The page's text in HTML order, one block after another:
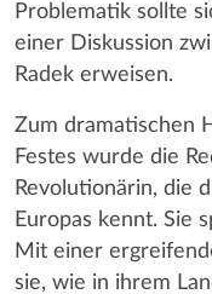
Problematik sollte
einer Diskussion
Radek erweisen.
Zum dramatischen
Festes wurde die
Revolutionärin, die
Europas kennt. Sie
Mit einer
sie, wie in ihrem